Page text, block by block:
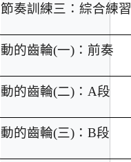
節奏訓練三：綜合練習
動的齒輪(一) ：前奏
動的齒輪(二) ： A段
動的齒輪(三) ： B段